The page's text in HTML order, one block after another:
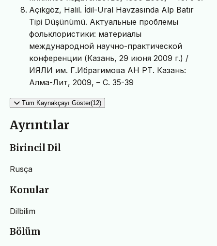
Açıkgöz, Halil. İdil-Ural Havzasında Alp Batır
Tipi Düşünümü. Актуальные проблемы
фольклористики: материалы
международной научно-практической
конференции (Казань, 29 июня 2009 г.) /
ИЯЛИ им. Г.Ибрагимова АН РТ. Казань:
Алма-Лит, 2009, – С. 35-39
Tüm Kaynakçayı Göster(12)
Ayrıntılar
Birincil Dil
Rusça
Konular
Dilbilim
Bölüm